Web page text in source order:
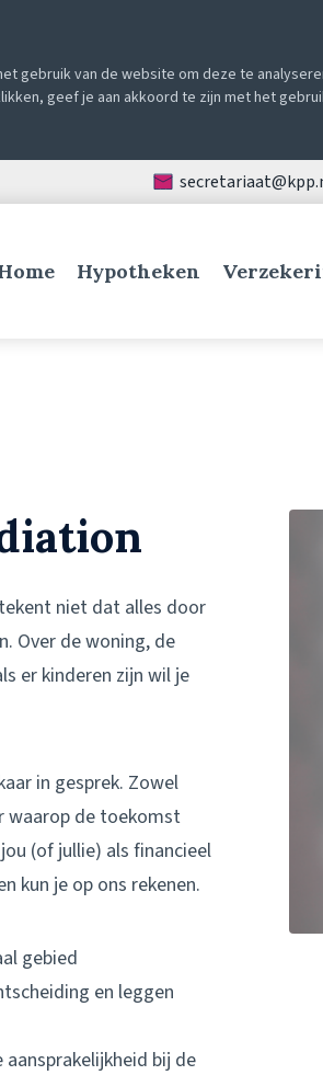
gebruik van de website om deze te
geef je aan akkoord te zijn met het
Hypotheken
niet dat alles door
Over de woning, de
er kinderen zijn wil je
in gesprek. Zowel
waarop de toekomst
(of jullie) als financieel
kun je op ons rekenen.
gebied
en leggen
bij de